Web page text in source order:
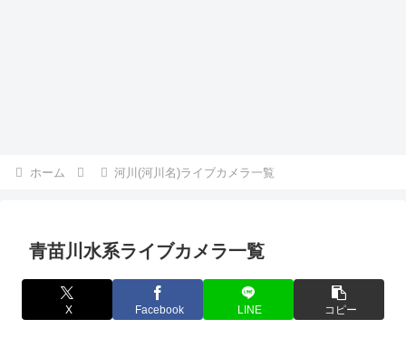
ホーム 河川(河川名)ライブカメラ一覧
青苗川水系ライブカメラ一覧
X Facebook LINE コピー